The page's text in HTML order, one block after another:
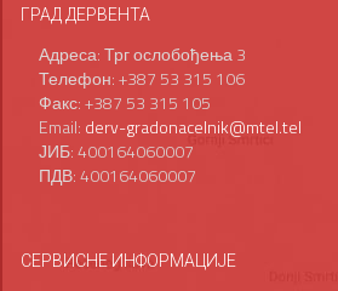
ГРАД ДЕРВЕНТА
Адреса: Трг ослобођења 3
Телефон: +387 53 315 106
Факс: +387 53 315 105
Email: derv-gradonacelnik@mtel.tel
ЈИБ: 400164060007
ПДВ: 400164060007
СЕРВИСНЕ ИНФОРМАЦИЈЕ